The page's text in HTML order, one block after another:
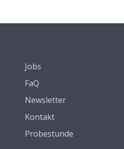
Jobs
FaQ
Newsletter
Kontakt
Probestunde